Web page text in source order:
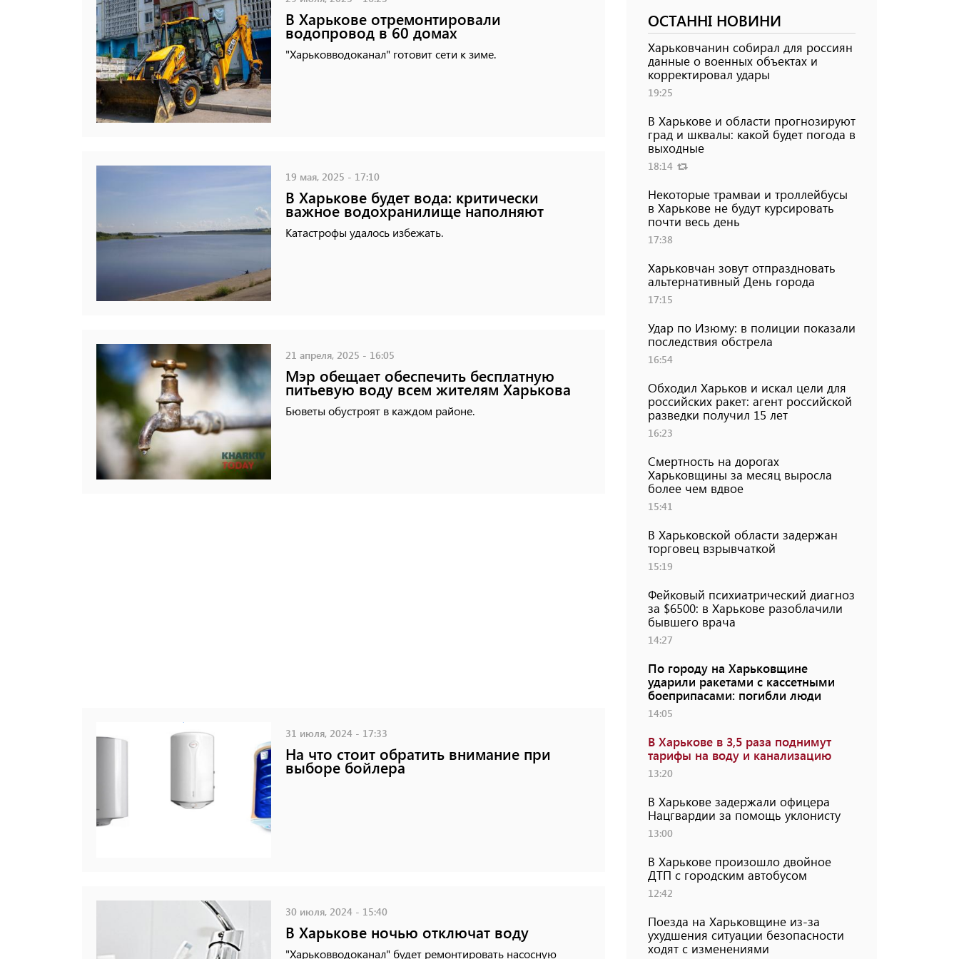
В Харькове отремонтировали
водопровод в 60 домах
"Харьковводоканал" готовит сети к зиме.
19 мая, 2025 - 17:10
В Харькове будет вода: критически
важное водохранилище наполняют
Катастрофы удалось избежать.
21 апреля, 2025 - 16:05
Мэр обещает обеспечить бесплатную
питьевую воду всем жителям Харькова
Бюветы обустроят в каждом районе.
31 июля, 2024 - 17:33
На что стоит обратить внимание при
выборе бойлера
30 июля, 2024 - 15:40
В Харькове ночью отключат воду
"Харьковводоканал" будет ремонтировать насосную
ОСТАННІ НОВИНИ
Харьковчанин собирал для россиян
данные о военных объектах и ​​
корректировал удары
19:25
В Харькове и области прогнозируют
град и шквалы: какой будет погода в
выходные
18:14
Некоторые трамваи и троллейбусы
в Харькове не будут курсировать
почти весь день
17:38
Харьковчан зовут отпраздновать
альтернативный День города
17:15
Удар по Изюму: в полиции показали
последствия обстрела
16:54
Обходил Харьков и искал цели для
российских ракет: агент российской
разведки получил 15 лет
16:23
Смертность на дорогах
Харьковщины за месяц выросла
более чем вдвое
15:41
В Харьковской области задержан
торговец взрывчаткой
15:19
Фейковый психиатрический диагноз
за $6500: в Харькове разоблачили
бывшего врача
14:27
По городу на Харьковщине
ударили ракетами с кассетными
боеприпасами: погибли люди
14:05
В Харькове в 3,5 раза поднимут
тарифы на воду и канализацию
13:20
В Харькове задержали офицера
Нацгвардии за помощь уклонисту
13:00
В Харькове произошло двойное
ДТП с городским автобусом
12:42
Поезда на Харьковщине из-за
ухудшения ситуации безопасности
ходят с изменениями